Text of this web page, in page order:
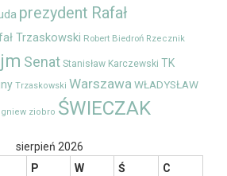
prezydent Rafał
Trzaskowski Robert Biedroń Rzecznik
Senat Stanisław Karczewski TK
Trzaskowski Warszawa WŁADYSŁAW
ziobro ŚWIECZAK
sierpień 2026
P W Ś
C